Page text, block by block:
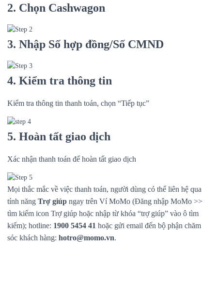
2. Chọn Cashwagon
3. Nhập Số hợp đồng/Số CMND
4. Kiểm tra thông tin
Kiểm tra thông tin thanh toán, chọn “Tiếp tục”
5. Hoàn tất giao dịch
Xác nhận thanh toán để hoàn tất giao dịch
Mọi thắc mắc về việc thanh toán, người dùng có thể liên hệ qua
tính năng Trợ giúp ngay trên Ví MoMo (Đăng nhập MoMo >>
tìm kiếm icon Trợ giúp hoặc nhập từ khóa “trợ giúp” vào ô tìm
kiếm); hotline: 1900 5454 41 hoặc gửi email đến bộ phận chăm
sóc khách hàng: hotro@momo.vn.